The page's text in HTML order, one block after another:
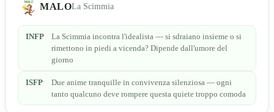
MALOLa Scimmia
INFP
La Scimmia incontra l'idealista — si sdraiano insieme o si
rimettono in piedi a vicenda? Dipende dall'umore del
giorno
ISFP
Due anime tranquille in convivenza silenziosa — ogni
tanto qualcuno deve rompere questa quiete troppo comoda